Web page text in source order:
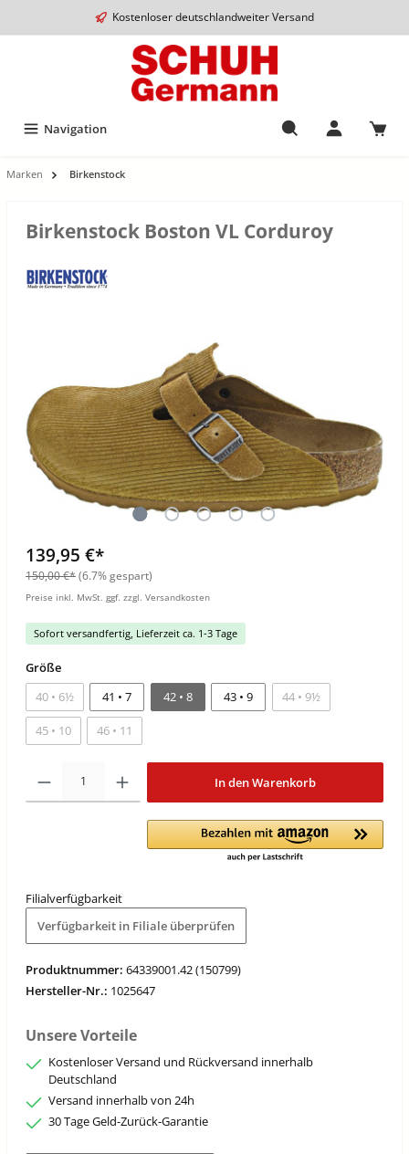
Kostenloser deutschlandweiter Versand
Navigation
Marken Birkenstock
Birkenstock Boston VL Corduroy
139,95 €*
150,00 €*(6.7% gespart)
Preise inkl. MwSt. ggf. zzgl. Versandkosten
Sofort versandfertig, Lieferzeit ca. 1-3 Tage
Größe
40 • 6½
41 • 7 42 • 8 43 • 9 44 • 9½
45 • 10 46 • 11
In den Warenkorb
Filialverfügbarkeit
Verfügbarkeit in Filiale überprüfen
Produktnummer: 64339001.42 (150799)
Hersteller-Nr.: 1025647
Unsere Vorteile
Kostenloser Versand und Rückversand innerhalb
Deutschland
Versand innerhalb von 24h
30 Tage Geld-Zurück-Garantie